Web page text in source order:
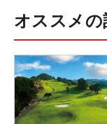
オススメの